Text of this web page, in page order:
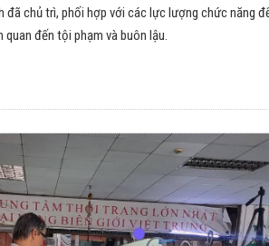
đã chủ trì, phối hợp với các lực lượng chức năng
quan đến tội phạm và buôn lậu.